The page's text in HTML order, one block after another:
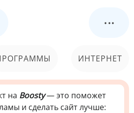
...
ИНТЕРНЕТ
СИСТЕМА
на Boosty— это поможет
и сделать сайт лучше: